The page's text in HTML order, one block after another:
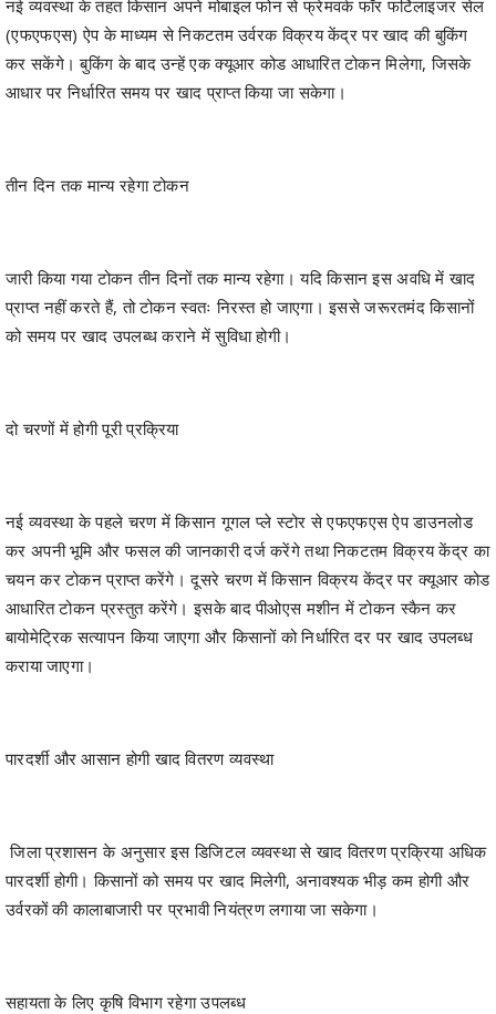
नई व्यवस्था के तहत किसान अपने मोबाइल फोन से फ्रेमवर्क फॉर फर्टिलाइजर सेल
(एफएफएस) ऐप के माध्यम से निकटतम उर्वरक विक्रय केंद्र पर खाद की बुकिंग
कर सकेंगे। बुकिंग के बाद उन्हें एक क्यूआर कोड आधारित टोकन मिलेगा, जिसके
आधार पर निर्धारित समय पर खाद प्राप्त किया जा सकेगा।
तीन दिन तक मान्य रहेगा टोकन
जारी किया गया टोकन तीन दिनों तक मान्य रहेगा। यदि किसान इस अवधि में खाद
प्राप्त नहीं करते हैं, तो टोकन स्वतः निरस्त हो जाएगा। इससे जरूरतमंद किसानों
को समय पर खाद उपलब्ध कराने में सुविधा होगी।
दो चरणों में होगी पूरी प्रक्रिया
नई व्यवस्था के पहले चरण में किसान गूगल प्ले स्टोर से एफएफएस ऐप डाउनलोड
कर अपनी भूमि और फसल की जानकारी दर्ज करेंगे तथा निकटतम विक्रय केंद्र का
चयन कर टोकन प्राप्त करेंगे। दूसरे चरण में किसान विक्रय केंद्र पर क्यूआर कोड
आधारित टोकन प्रस्तुत करेंगे। इसके बाद पीओएस मशीन में टोकन स्कैन कर
बायोमेट्रिक सत्यापन किया जाएगा और किसानों को निर्धारित दर पर खाद उपलब्ध
कराया जाएगा।
पारदर्शी और आसान होगी खाद वितरण व्यवस्था
जिला प्रशासन के अनुसार इस डिजिटल व्यवस्था से खाद वितरण प्रक्रिया अधिक
पारदर्शी होगी। किसानों को समय पर खाद मिलेगी, अनावश्यक भीड़ कम होगी और
उर्वरकों की कालाबाजारी पर प्रभावी नियंत्रण लगाया जा सकेगा।
सहायता के लिए कृषि विभाग रहेगा उपलब्ध